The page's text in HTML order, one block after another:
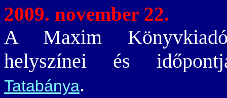
2009. november 22.
A Maxim Könyvkiadó
helyszínei és
Tatabánya.